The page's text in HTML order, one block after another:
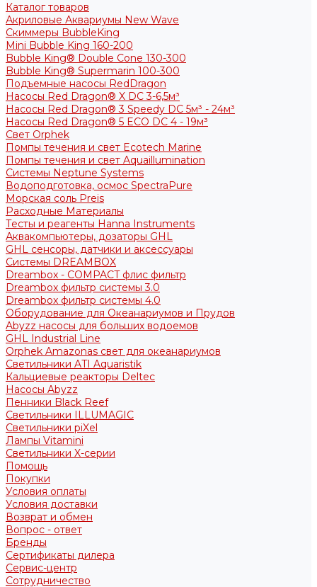
Каталог товаров
Акриловые Аквариумы New Wave
Скиммеры BubbleKing
Mini Bubble King 160-200
Bubble King® Double Cone 130-300
Bubble King® Supermarin 100-300
Подъемные насосы RedDragon
Насосы Red Dragon® X DC 3-6,5м³
Насосы Red Dragon® 3 Speedy DC 5м³ - 24м³
Насосы Red Dragon® 5 ECO DC 4 - 19м³
Свет Orphek
Помпы течения и свет Ecotech Marine
Помпы течения и свет Aquaillumination
Системы Neptune Systems
Водоподготовка, осмос SpectraPure
Морская соль Preis
Расходные Материалы
Тесты и реагенты Hanna Instruments
Аквакомпьютеры, дозаторы GHL
GHL сенсоры, датчики и аксессуары
Системы DREAMBOX
Dreambox - COMPACT флис фильтр
Dreambox фильтр системы 3.0
Dreambox фильтр системы 4.0
Оборудование для Океанариумов и Прудов
Abyzz насосы для больших водоемов
GHL Industrial Line
Orphek Amazonas свет для океанариумов
Светильники ATI Aquaristik
Кальциевые реакторы Deltec
Насосы Abyzz
Пенники Black Reef
Светильники ILLUMAGIC
Светильники piXel
Лампы Vitamini
Светильники X-серии
Помощь
Покупки
Условия оплаты
Условия доставки
Возврат и обмен
Вопрос - ответ
Бренды
Сертификаты дилера
Сервис-центр
Сотрудничество